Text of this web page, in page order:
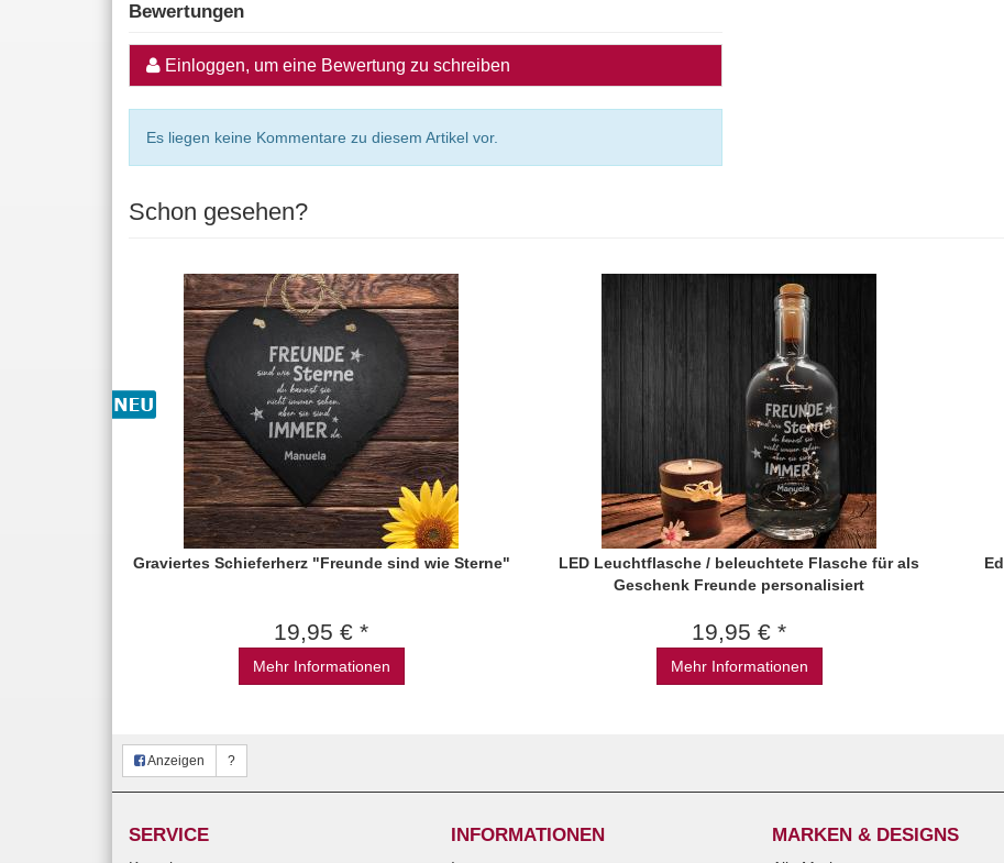
Bewertungen
Einloggen, um eine Bewertung zu schreiben
Es liegen keine Kommentare zu diesem Artikel vor.
Schon gesehen?
Graviertes Schieferherz "Freunde sind wie Sterne"
19,95 € *
Mehr Informationen
LED Leuchtflasche / beleuchtete Flasche für als
Geschenk Freunde personalisiert
19,95 € *
Mehr Informationen
Anzeigen ?
SERVICE INFORMATIONEN MARKEN & DESIGNS